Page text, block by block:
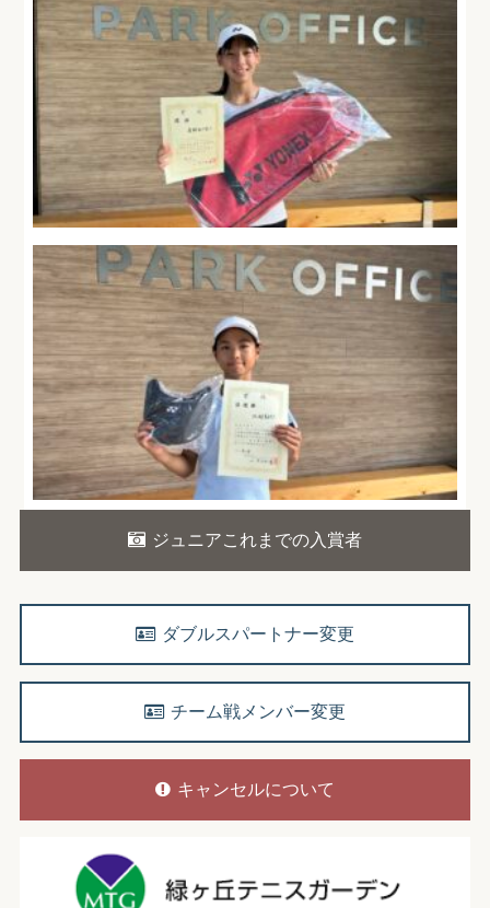
ジュニアこれまでの入賞者
ダブルスパートナー変更
チーム戦メンバー変更
キャンセルについて